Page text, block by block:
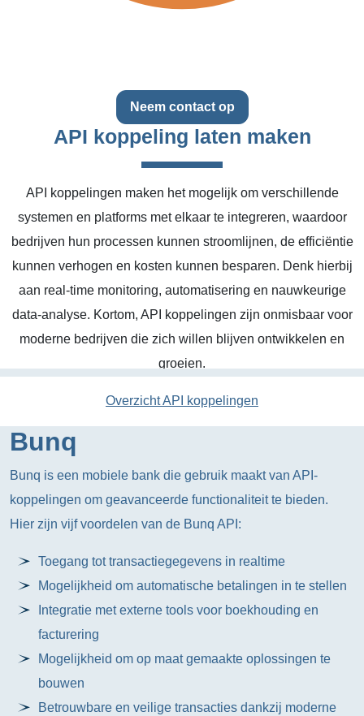
Neem contact op
API koppeling laten maken
API koppelingen maken het mogelijk om verschillende
systemen en platforms met elkaar te integreren, waardoor
bedrijven hun processen kunnen stroomlijnen, de efficiëntie
kunnen verhogen en kosten kunnen besparen. Denk hierbij
aan real-time monitoring, automatisering en nauwkeurige
data-analyse. Kortom, API koppelingen zijn onmisbaar voor
moderne bedrijven die zich willen blijven ontwikkelen en
groeien.
Overzicht API koppelingen
Bunq
Bunq is een mobiele bank die gebruik maakt van API-
koppelingen om geavanceerde functionaliteit te bieden.
Hier zijn vijf voordelen van de Bunq API:
Toegang tot transactiegegevens in realtime
Mogelijkheid om automatische betalingen in te stellen
Integratie met externe tools voor boekhouding en
facturering
Mogelijkheid om op maat gemaakte oplossingen te
bouwen
Betrouwbare en veilige transacties dankzij moderne